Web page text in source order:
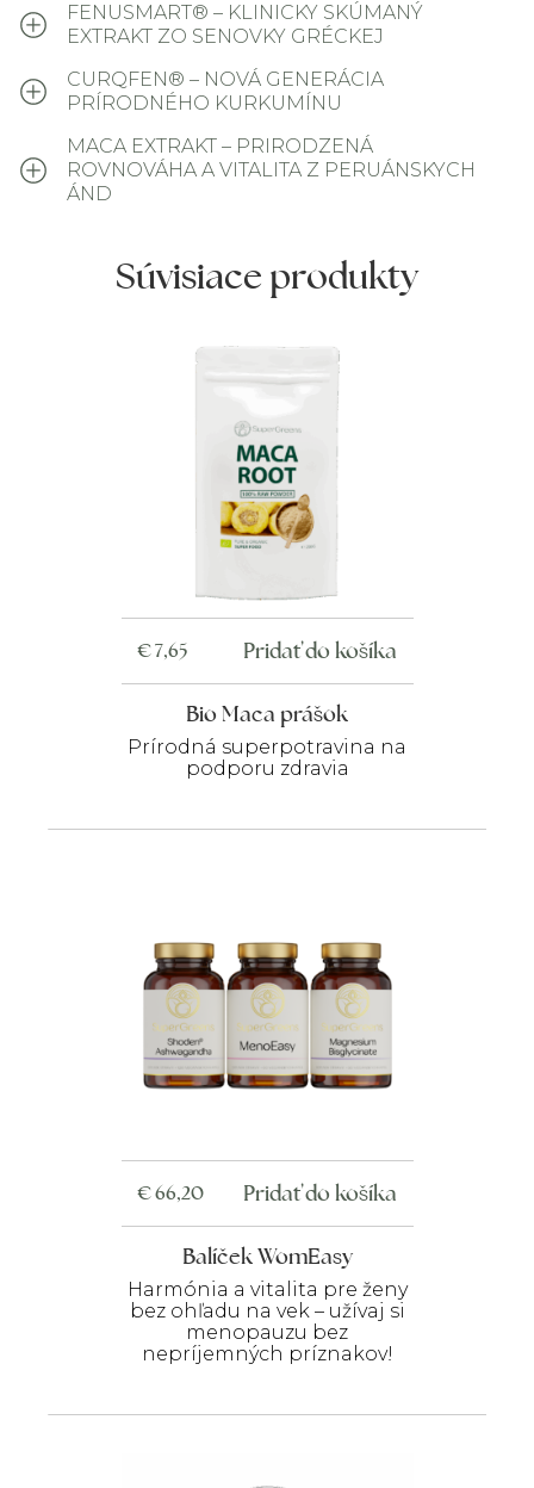
FENUSMART® – KLINICKY SKÚMANÝ
EXTRAKT ZO SENOVKY GRÉCKEJ
CURQFEN® – NOVÁ GENERÁCIA
PRÍRODNÉHO KURKUMÍNU
MACA EXTRAKT – PRIRODZENÁ
ROVNOVÁHA A VITALITA Z PERUÁNSKYCH
ÁND
Súvisiace produkty
Bio Maca prášok
Prírodná superpotravina na
podporu zdravia
€7,65 Pridať do košíka
Balíček WomEasy
Harmónia a vitalita pre ženy
bez ohľadu na vek – užívaj si
menopauzu bez
nepríjemných príznakov!
€66,20 Pridať do košíka